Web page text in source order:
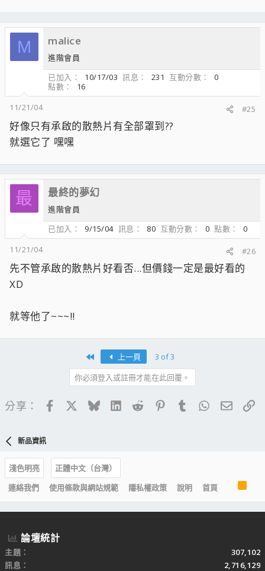
M malice
進階會員
已加入
10/17/03 訊息 231 互動分數
0
點數
16
11/21/04
#25
好像只有承啟的散熱片有全部罩到??
就選它了 嘿嘿
最 最終的夢幻
進階會員
已加入
9/15/04 訊息 80 互動分數 0 點數
0
11/21/04
#26
先不管承啟的散熱片好看否...但價錢一定是最好看的
XD
就等他了~~~!!
上一頁
3 of 3
你必須登入或註冊才能在此回覆。
分享： FacebookBlueskyLinkedIn
Reddit PinterestTumblrWhatsApp
電子
新品資訊
淺色明亮
正體中文（台灣）
連絡我們
使用條款與網站規範 隱私權政策 說明 首頁
S
論壇統計
主題
307,102
訊息
2,716,129